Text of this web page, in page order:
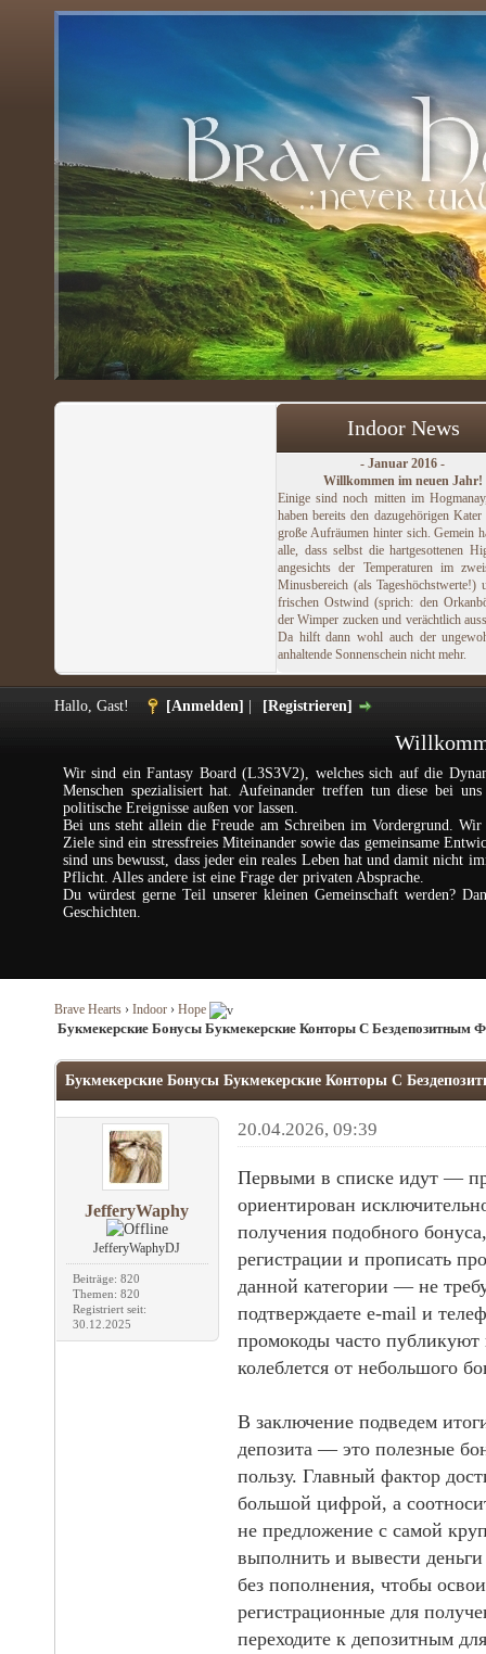
Indoor News
- Januar 2016 -
Willkommen im neuen Jahr!
Einige sind noch mitten im
haben bereits den dazugehörigen Kater
große Aufräumen hinter sich. Gemein
alle, dass selbst die hartgesottenen
angesichts der Temperaturen im
Minusbereich (als Tageshöchstwerte!)
frischen Ostwind (sprich: den
der Wimper zucken und verächtlich
Da hilft dann wohl auch der
anhaltende Sonnenschein nicht mehr.
Hallo, Gast! [Anmelden] [Registrieren]
Wir sind ein Fantasy Board (L3S3V2), welches sich auf die
Menschen spezialisiert hat. Aufeinander treffen tun diese bei
politische Ereignisse außen vor lassen.
Bei uns steht allein die Freude am Schreiben im Vordergrund. Wir
Ziele sind ein stressfreies Miteinander sowie das gemeinsame
sind uns bewusst, dass jeder ein reales Leben hat und damit nicht
Pflicht. Alles andere ist eine Frage der privaten Absprache.
Du würdest gerne Teil unserer kleinen Gemeinschaft werden?
Geschichten.
Brave Hearts › Indoor › Hope
Букмекерские Бонусы Букмекерские Конторы С Бездепозитным
Букмекерские Бонусы Букмекерские Конторы С
JefferyWaphy
JefferyWaphyDJ
Beiträge: 820
Themen: 820
Registriert seit:
30.12.2025
20.04.2026, 09:39
Первыми в списке идут —
ориентирован
получения подобного
регистрации и прописать
данной категории — не
подтверждаете e-mail и
промокоды часто
колеблется от небольшого
В заключение подведем
депозита — это полезные
пользу. Главный фактор
большой цифрой, а
не предложение с самой
выполнить и вывести
без пополнения, чтобы
регистрационные для
переходите к депозитным